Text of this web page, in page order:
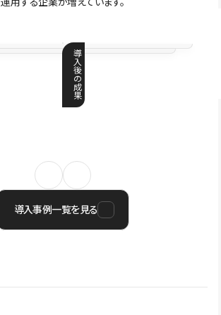
導
入
後
の
成
果
導入事例一覧を見る